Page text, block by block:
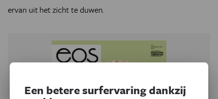
ervan uit het zicht te duwen.
Een betere surfervaring dankzij